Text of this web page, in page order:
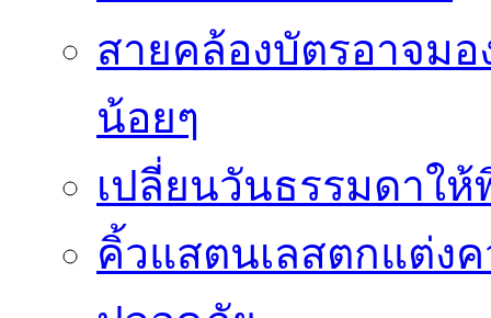
สายคล้องบัตรอาจมอ
น้อยๆ
เปลี่ยนวันธรรมดาใ
คิ้วแสตนเลสตกแต่ง